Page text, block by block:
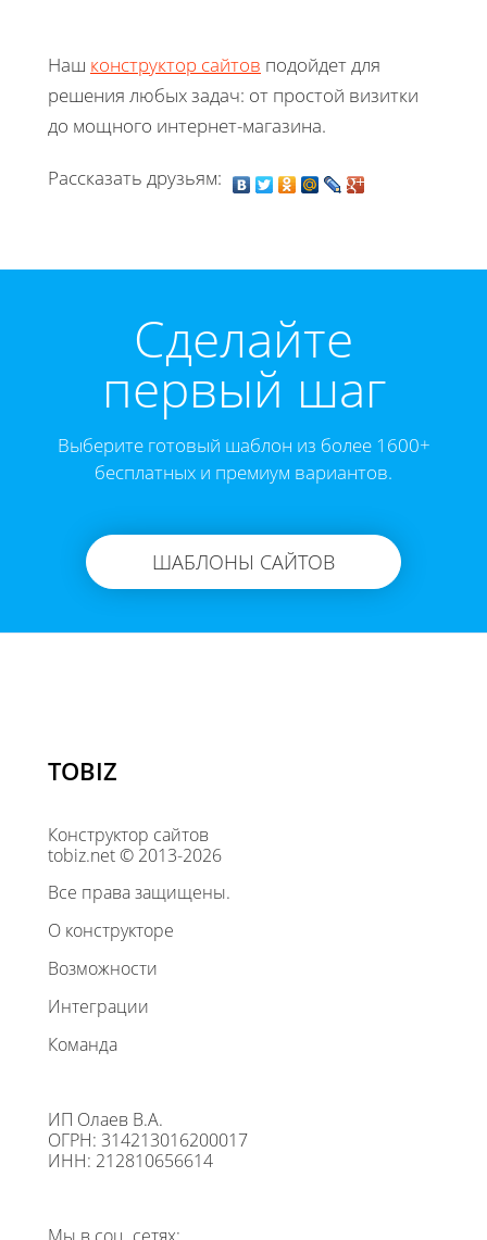
Наш конструктор сайтов подойдет для
решения любых задач: от простой визитки
до мощного интернет-магазина.
Рассказать друзьям:
Cделайте
первый шаг
Выберите готовый шаблон из более 1600+
бесплатных и премиум вариантов.
ШАБЛОНЫ САЙТОВ
TOBIZ
Конструктор сайтов
tobiz.net © 2013-2026
Все права защищены.
О конструкторе
Возможности
Интеграции
Команда
ИП Олаев В.А.
ОГРН: 314213016200017
ИНН: 212810656614